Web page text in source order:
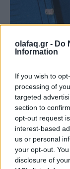
olafaq.gr - Do
Information
If you wish to
processing of
targeted
section to
opt-out request
interest-based
us or personal
your opt-out.
disclosure of